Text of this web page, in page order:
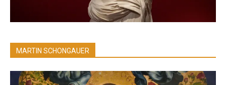
MARTIN SCHONGAUER